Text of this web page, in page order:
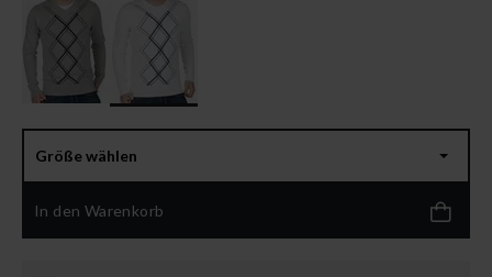
Größe wählen
In den Warenkorb